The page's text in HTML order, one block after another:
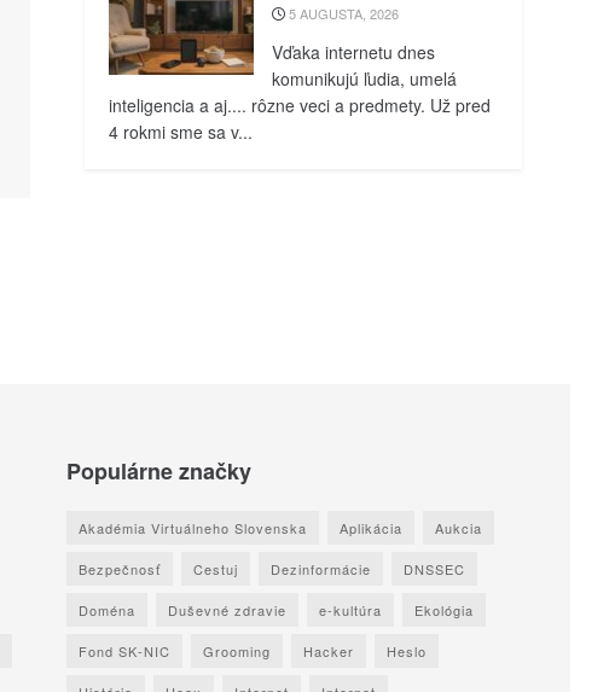
5 AUGUSTA, 2026
Vďaka internetu dnes
komunikujú ľudia, umelá
inteligencia a aj.... rôzne veci a predmety. Už pred
4 rokmi sme sa v...
Populárne značky
Akadémia Virtuálneho Slovenska Aplikácia Aukcia
Bezpečnosť Cestuj Dezinformácie DNSSEC
Doména Duševné zdravie e-kultúra Ekológia
Fond SK-NIC Grooming Hacker Heslo